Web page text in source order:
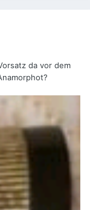
da vor dem